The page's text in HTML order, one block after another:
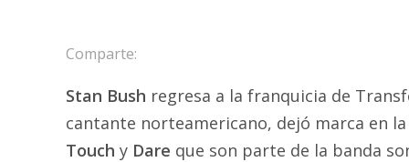
Comparte:
Stan Bush regresa a la franquicia de
cantante norteamericano, dejó marca en
Touch y Dare que son parte de la banda